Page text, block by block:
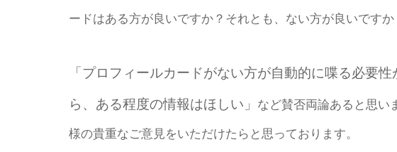
ードはある方が良いですか？それとも、ない方が良いですか
「プロフィールカードがない方が自動的に喋る必要
ら、ある程度の情報はほしい」 など賛否両論あると思い
様の貴重なご意見をいただけたらと思っております。